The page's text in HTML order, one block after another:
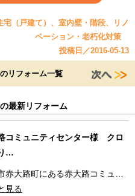
（戸建て）、室内壁・階段、リノ
ベーション・老朽化対策
投稿日／2016-05-13
リフォーム一覧
最新リフォーム
コミュニティセンター様 クロ
…
赤大路町にある赤大路コミュ…
見る